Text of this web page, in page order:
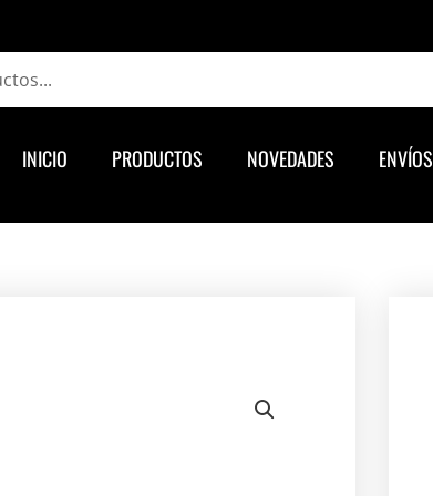
INICIO PRODUCTOS NOVEDADES ENVÍOS